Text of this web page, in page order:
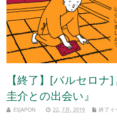
【終了】[バルセロナ
圭介との出会い』
ESJAPON 22, 7月, 2019 終了イ